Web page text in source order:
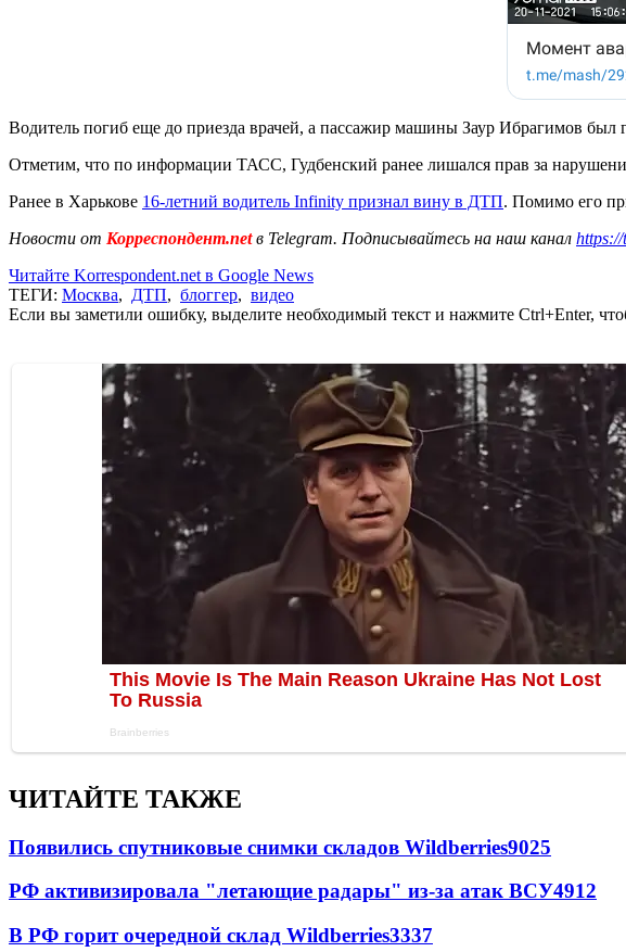
Водитель погиб еще до приезда врачей, а пассажир машины Заур Ибрагимов был
Отметим, что по информации ТАСС, Гудбенский ранее лишался прав за
Ранее в Харькове 16-летний водитель Infinity признал вину в ДТП. Помимо его
Новости от Корреспондент.netв Telegram. Подписывайтесь на наш канал https://
Читайте Korrespondent.net в Google News
ТЕГИ: Москва, ДТП, блоггер, видео
Если вы заметили ошибку, выделите необходимый текст и нажмите Ctrl+Enter,
ЧИТАЙТЕ ТАКЖЕ
Появились спутниковые снимки складов Wildberries9025
РФ активизировала "летающие радары" из-за атак ВСУ4912
В РФ горит очередной склад Wildberries3337